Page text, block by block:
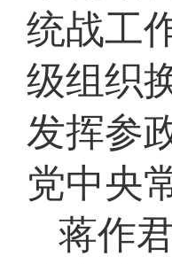
统战工
级组织
发挥参
党中央
蒋作